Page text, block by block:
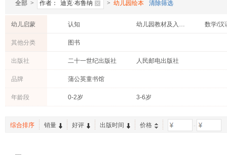
全部 > 作者： 迪克·布鲁纳 > 幼儿园绘本 清除筛选
幼儿启蒙 认知 幼儿园教材及入学准备 数学/汉
其他分类 图书
出版社 二十一世纪出版社 人民邮电出版社
品牌 蒲公英童书馆
年龄段 0-2岁 3-6岁
综合排序 销量 好评 出版时间 价格 -